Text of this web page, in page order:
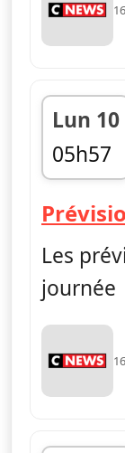
16
Lun 10
05h57
fin
Les
journée
16